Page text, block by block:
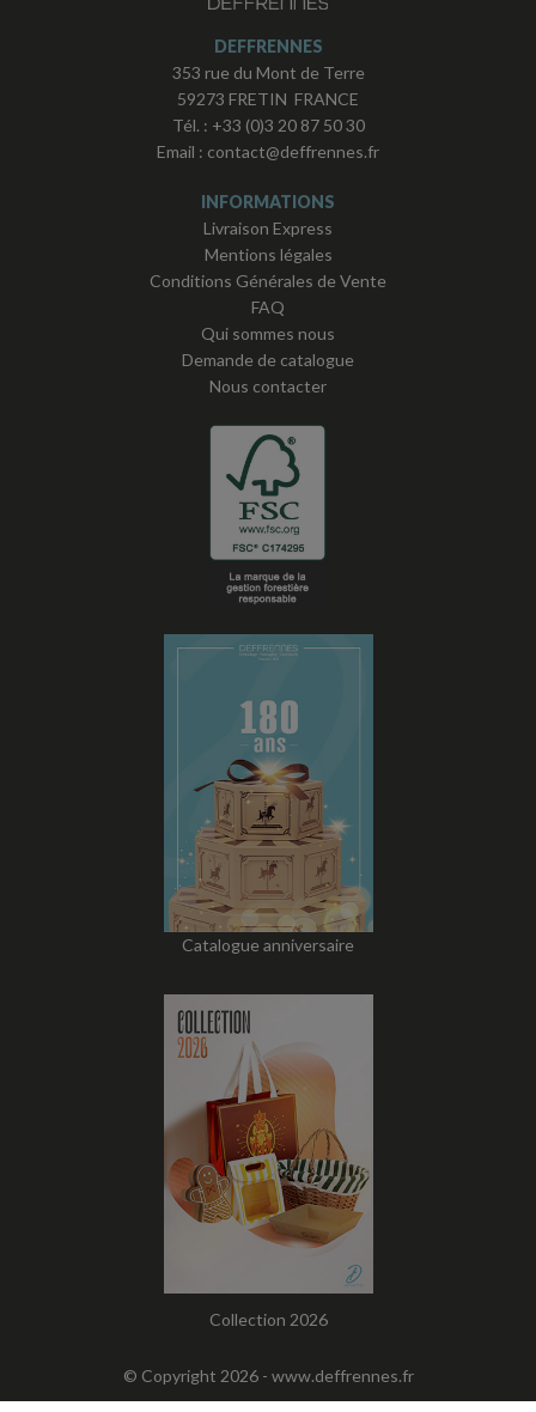
DEFFRENNES
353 rue du Mont de Terre
59273 FRETIN FRANCE
Tél. : +33 (0)3 20 87 50 30
Email : contact@deffrennes.fr
INFORMATIONS
Livraison Express
Mentions légales
Conditions Générales de Vente
FAQ
Qui sommes nous
Demande de catalogue
Nous contacter
Catalogue anniversaire
Collection 2026
© Copyright 2026 - www.deffrennes.fr